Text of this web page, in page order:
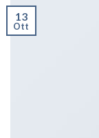
13
Ott